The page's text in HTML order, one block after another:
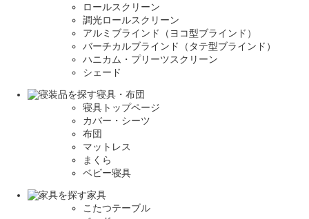
ロールスクリーン
調光ロールスクリーン
アルミブラインド（ヨコ型ブラインド）
バーチカルブラインド（タテ型ブラインド）
ハニカム・プリーツスクリーン
シェード
寝具・布団
寝具トップページ
カバー・シーツ
布団
マットレス
まくら
ベビー寝具
家具
こたつテーブル